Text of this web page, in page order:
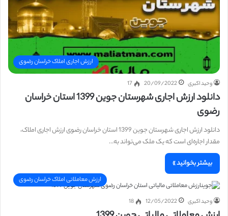
ارزش اجاری املاک خراسان رضوی
وحید اکبری 20/09/2022
17
دانلود ارزش اجاری شهرستان جوین 1399 استان خراسان
رضوی
دانلود ارزش اجاری شهرستان جوین 1399 استان خراسان رضوی ارزش اجاری املاک،
مقدار اجاره‌ای است که یک ملک می‌تواند به…
بیشتر بخوانید »
ارزش معاملاتی املاک خراسان رضوی
وحید اکبری 12/05/2022
18